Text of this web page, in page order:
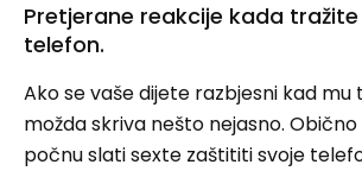
Pretjerane reakcije kada
telefon.
Ako se vaše dijete razbjesni kad
možda skriva nešto nejasno.
počnu slati sexte zaštititi svoje